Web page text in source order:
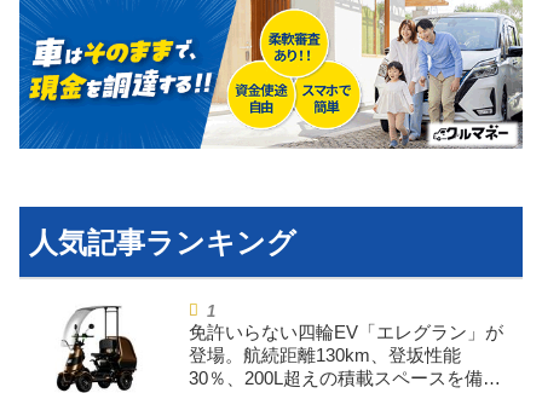
免許いらない四輪EV「エレグラン」が
登場。航続距離130km、登坂性能
30％、200L超えの積載スペースを備え